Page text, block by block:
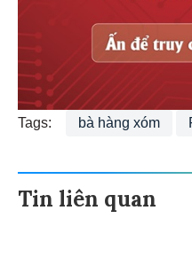
Tags: bà hàng xóm
Tin liên quan